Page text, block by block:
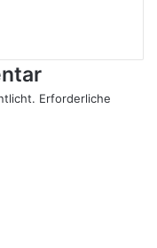
Erforderliche